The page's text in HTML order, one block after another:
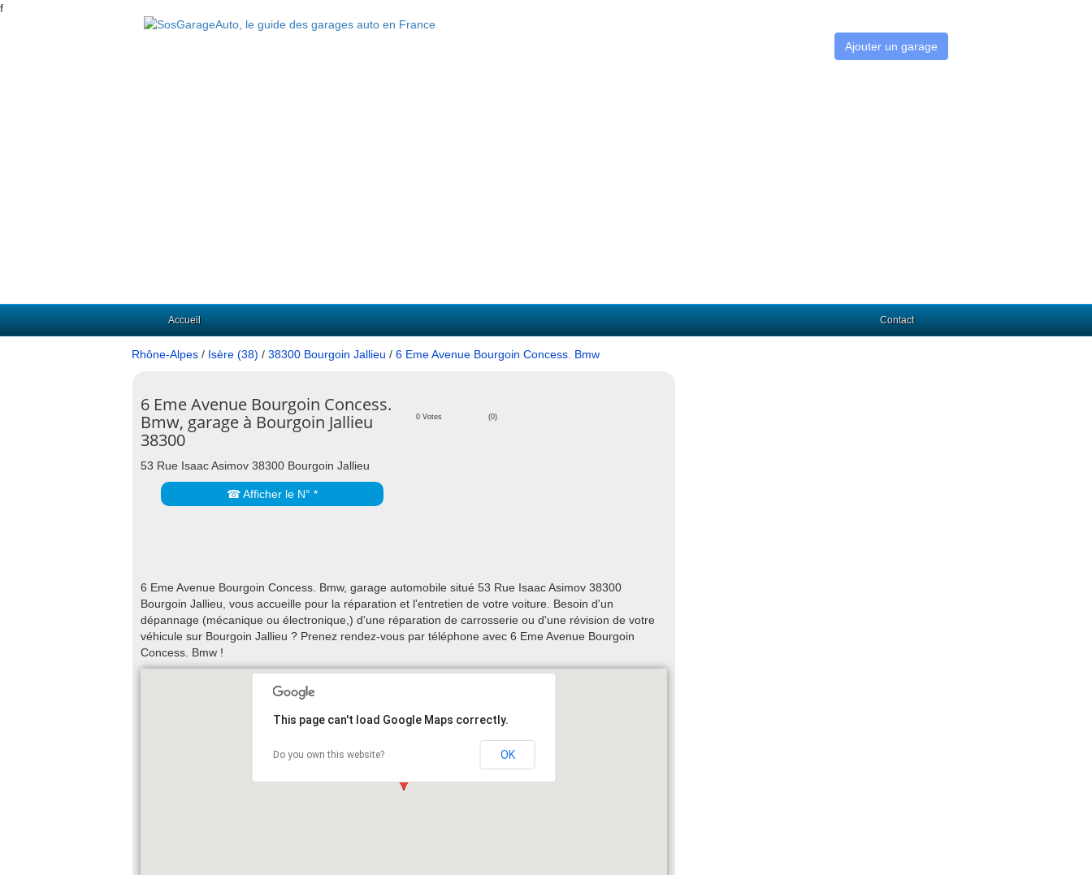
f
Ajouter un garage
Accueil Contact
Rhône-Alpes / Isère (38) / 38300 Bourgoin Jallieu / 6 Eme Avenue Bourgoin Concess. Bmw
6 Eme Avenue Bourgoin Concess.
Bmw, garage à Bourgoin Jallieu
38300
0 Votes (0)
53 Rue Isaac Asimov 38300 Bourgoin Jallieu
☎ Afficher le N° *
6 Eme Avenue Bourgoin Concess. Bmw, garage automobile situé 53 Rue Isaac Asimov 38300
Bourgoin Jallieu, vous accueille pour la réparation et l'entretien de votre voiture. Besoin d'un
dépannage (mécanique ou électronique,) d'une réparation de carrosserie ou d'une révision de votre
véhicule sur Bourgoin Jallieu ? Prenez rendez-vous par téléphone avec 6 Eme Avenue Bourgoin
Concess. Bmw !
This page can't load Google Maps correctly.
Do you own this website? OK